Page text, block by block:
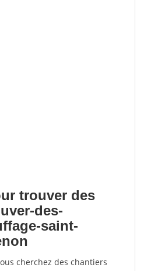
trouver des
des-
saint-
cherchez des chantiers